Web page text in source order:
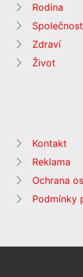
Rodina
Společnost
Zdraví
Život
Kontakt
Reklama
Ochrana
Podmínky